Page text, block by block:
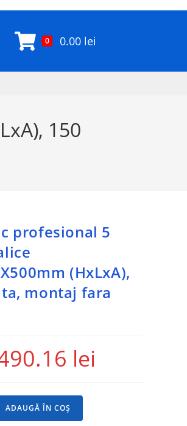
0 0.00 lei
150
profesional 5
(HxLxA),
montaj fara
lei
ADAUGĂ ÎN COȘ